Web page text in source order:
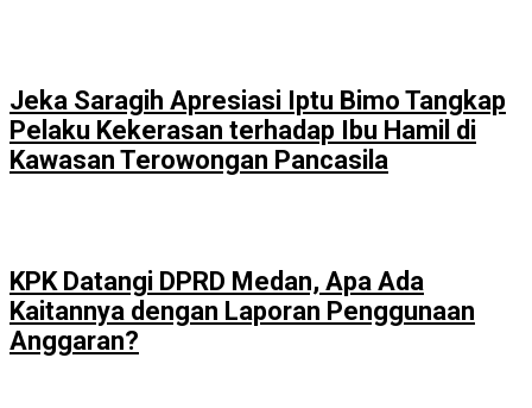
Jeka Saragih Apresiasi Iptu Bimo Tangkap
Pelaku Kekerasan terhadap Ibu Hamil di
Kawasan Terowongan Pancasila
KPK Datangi DPRD Medan, Apa Ada
Kaitannya dengan Laporan Penggunaan
Anggaran?